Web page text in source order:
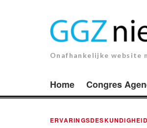
Onafhankelijke website
Home Congres
ERVARINGSDESKUNDIGHEID